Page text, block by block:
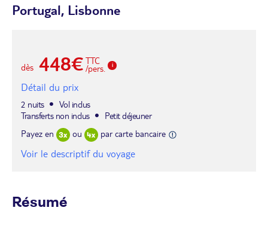
Portugal, Lisbonne
dès 448€ TTC
/pers.
Détail du prix
2 nuits
Vol inclus
Transferts non inclus
Petit déjeuner
Payez en
ou par carte bancaire
Voir le descriptif du voyage
Résumé